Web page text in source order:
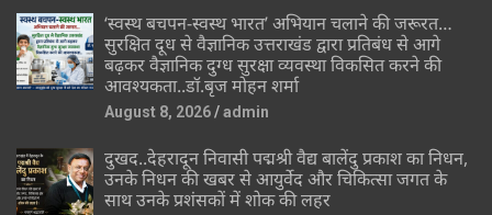
‘स्वस्थ बचपन-स्वस्थ भारत’ अभियान चलाने की जरूरत…
सुरक्षित दूध से वैज्ञानिक उत्तराखंड द्वारा प्रतिबंध से आगे
बढ़कर वैज्ञानिक दुग्ध सुरक्षा व्यवस्था विकसित करने की
आवश्यकता..डॉ.बृज मोहन शर्मा
August 8, 2026 admin
दुखद..देहरादून निवासी पद्मश्री वैद्य बालेंदु प्रकाश का निधन,
उनके निधन की खबर से आयुर्वेद और चिकित्सा जगत के
साथ उनके प्रशंसकों में शोक की लहर